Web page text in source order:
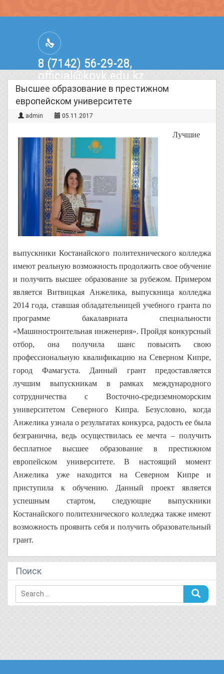
8 (7142) 56-29-28,
official@kpvk.edu.kz
г.Костанай, Проспект Кобыланды
Батыра, 3
Высшее образование в престижном
европейском университете
admin 05.11.2017
Лучшие
выпускники Костанайского политехнического колледжа
имеют реальную возможность продолжить свое обучение
и получить высшее образование за рубежом. Примером
является Витвицкая Анжелика, выпускница колледжа
2014 года, ставшая обладательницей учебного гранта по
программе бакалавриата специальности
«Машиностроительная инженерия». Пройдя конкурсный
отбор, она получила шанс повысить свою
профессиональную квалификацию на Северном Кипре,
город Фамагуста. Данный грант предоставляется
лучшим выпускникам в рамках международного
сотрудничества с Восточно-средиземноморским
университетом Северного Кипра. Безусловно, когда
Анжелика узнала о результатах конкурса, радость ее была
безгранична, ведь осуществилась ее мечта – получить
бесплатное высшее образование в престижном
европейском университете. В настоящий момент
Анжелика уже находится на Северном Кипре и
приступила к обучению. Данный проект является
успешным стартом, следующие выпускники
Костанайского политехнического колледжа также имеют
возможность проявить себя и получить образовательный
грант.
Поиск